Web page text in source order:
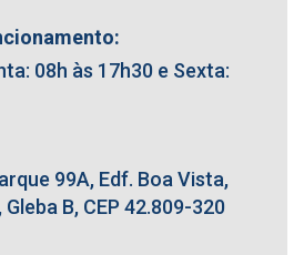
08h às 17h30 e Sexta:
99A, Edf. Boa Vista,
Gleba B, CEP 42.809-320